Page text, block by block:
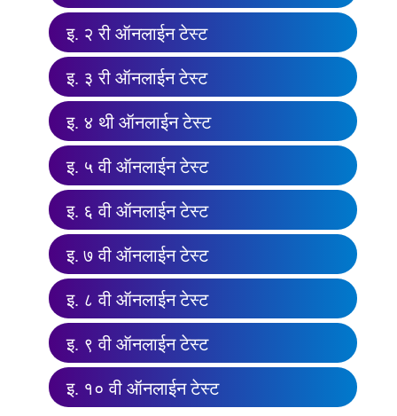
इ. २ री ऑनलाईन टेस्ट
इ. ३ री ऑनलाईन टेस्ट
इ. ४ थी ऑनलाईन टेस्ट
इ. ५ वी ऑनलाईन टेस्ट
इ. ६ वी ऑनलाईन टेस्ट
इ. ७ वी ऑनलाईन टेस्ट
इ. ८ वी ऑनलाईन टेस्ट
इ. ९ वी ऑनलाईन टेस्ट
इ. १० वी ऑनलाईन टेस्ट